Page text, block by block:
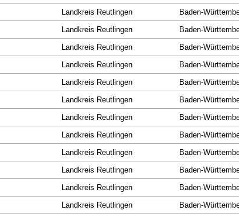
Landkreis Reutlingen
Baden-
Landkreis Reutlingen
Baden-
Landkreis Reutlingen
Baden-
Landkreis Reutlingen
Baden-
Landkreis Reutlingen
Baden-
Landkreis Reutlingen
Baden-
Landkreis Reutlingen
Baden-
Landkreis Reutlingen
Baden-
Landkreis Reutlingen
Baden-
Landkreis Reutlingen
Baden-
Landkreis Reutlingen
Baden-
Landkreis Reutlingen Baden-